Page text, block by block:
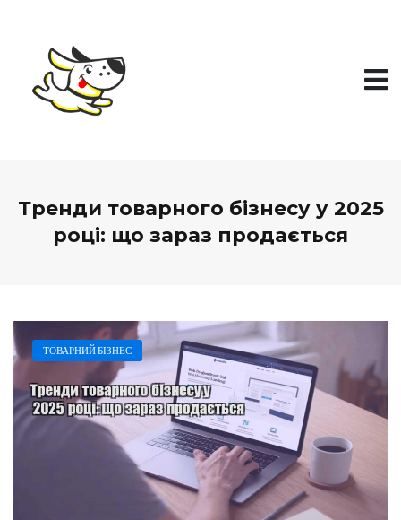
Тренди товарного бізнесу у 2025
році: що зараз продається
ТОВАРНИЙ БІЗНЕС